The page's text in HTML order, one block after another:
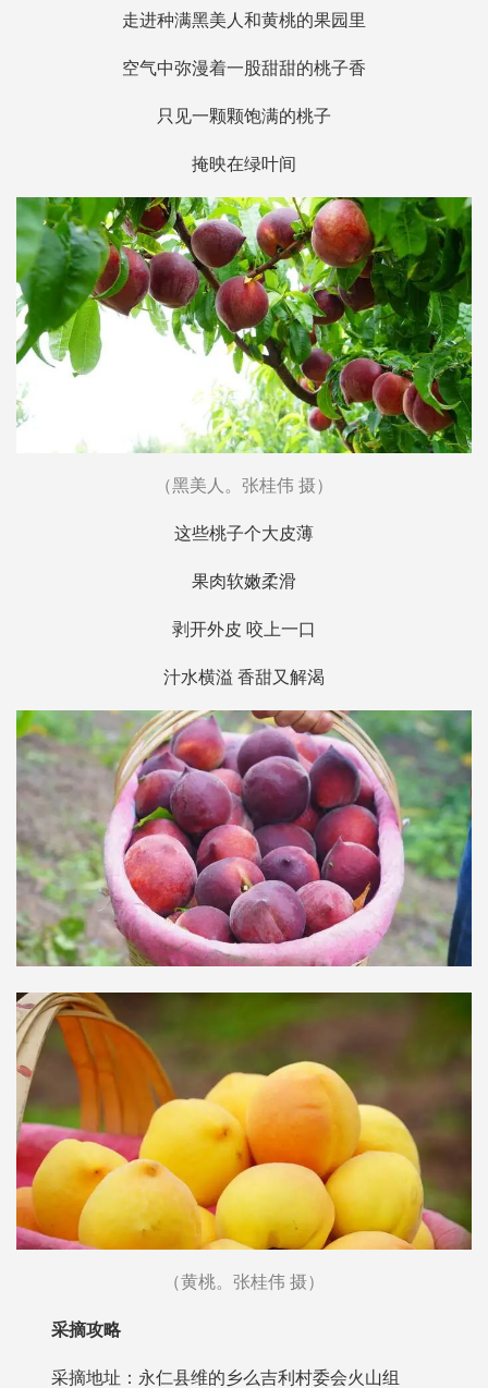
走进种满黑美人和黄桃的果园里
空气中弥漫着一股甜甜的桃子香
只见一颗颗饱满的桃子
掩映在绿叶间
（黑美人。张桂伟 摄）
这些桃子个大皮薄
果肉软嫩柔滑
剥开外皮 咬上一口
汁水横溢 香甜又解渴
（黄桃。张桂伟 摄）
采摘攻略
采摘地址：永仁县维的乡么吉利村委会火山组